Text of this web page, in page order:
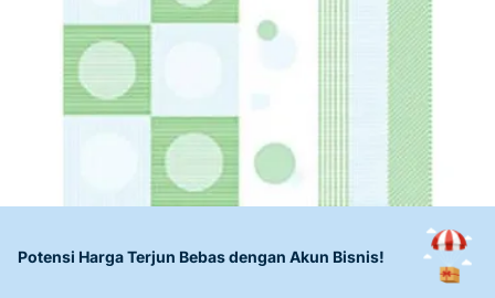
Potensi Harga Terjun Bebas dengan Akun Bisnis!